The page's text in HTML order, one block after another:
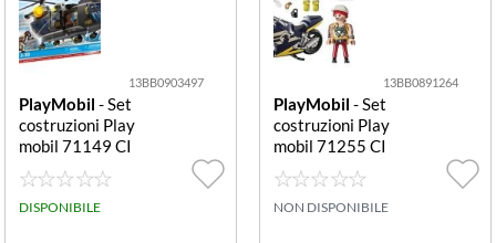
13BB0903497
PlayMobil - Set
costruzioni Play
mobil 71149 CI
TY ACTION Uni
tà Speciale Elico
ttero Unità Spec
DISPONIBILE
13BB0891264
PlayMobil - Set
costruzioni Play
mobil 71255 CI
TY ACTION For
ze Speciali e lad
ro Forze Speciali
NON DISPONIBILE